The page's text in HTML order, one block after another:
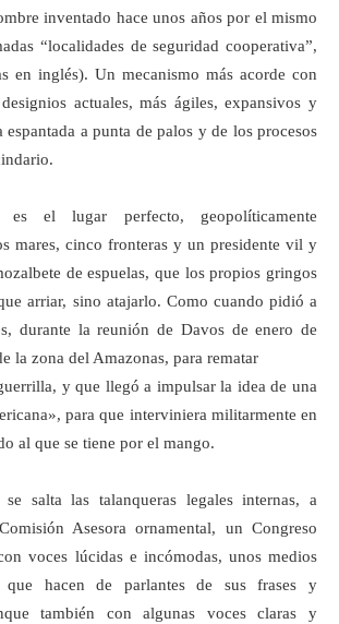
inventado hace unos años por el mismo
“localidades de seguridad cooperativa”,
en inglés). Un mecanismo más acorde con
actuales, más ágiles, expansivos y
a punta de palos y de los procesos
es el lugar perfecto, geopolíticamente
mares, cinco fronteras y un presidente vil y
de espuelas, que los propios gringos
arriar, sino atajarlo. Como cuando pidió a
durante la reunión de Davos de enero de
la zona del Amazonas, para rematar
y que llegó a impulsar la idea de una
para que interviniera militarmente en
al que se tiene por el mango.
salta las talanqueras legales internas, a
Asesora ornamental, un Congreso
voces lúcidas e incómodas, unos medios
que hacen de parlantes de sus frases y
también con algunas voces claras y